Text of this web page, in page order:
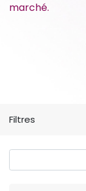
marché.
Filtres